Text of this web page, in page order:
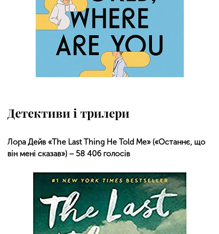
Детективи і трилери
Лора Дейв «The Last Thing He Told Me» («Останнє, що
він мені сказав») – 58 406 голосів